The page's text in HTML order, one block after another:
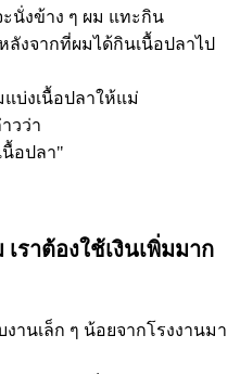
นั่งข้าง ๆ ผม แทะกิน
ลังจากที่ผมได้กินเนื้อปลาไป
บ่งเนื้อปลาให้แม่
วว่า
นื้อปลา"
ราต้องใช้เงินเพิ่มมาก
านเล็ก ๆ น้อยจากโรงงานมา